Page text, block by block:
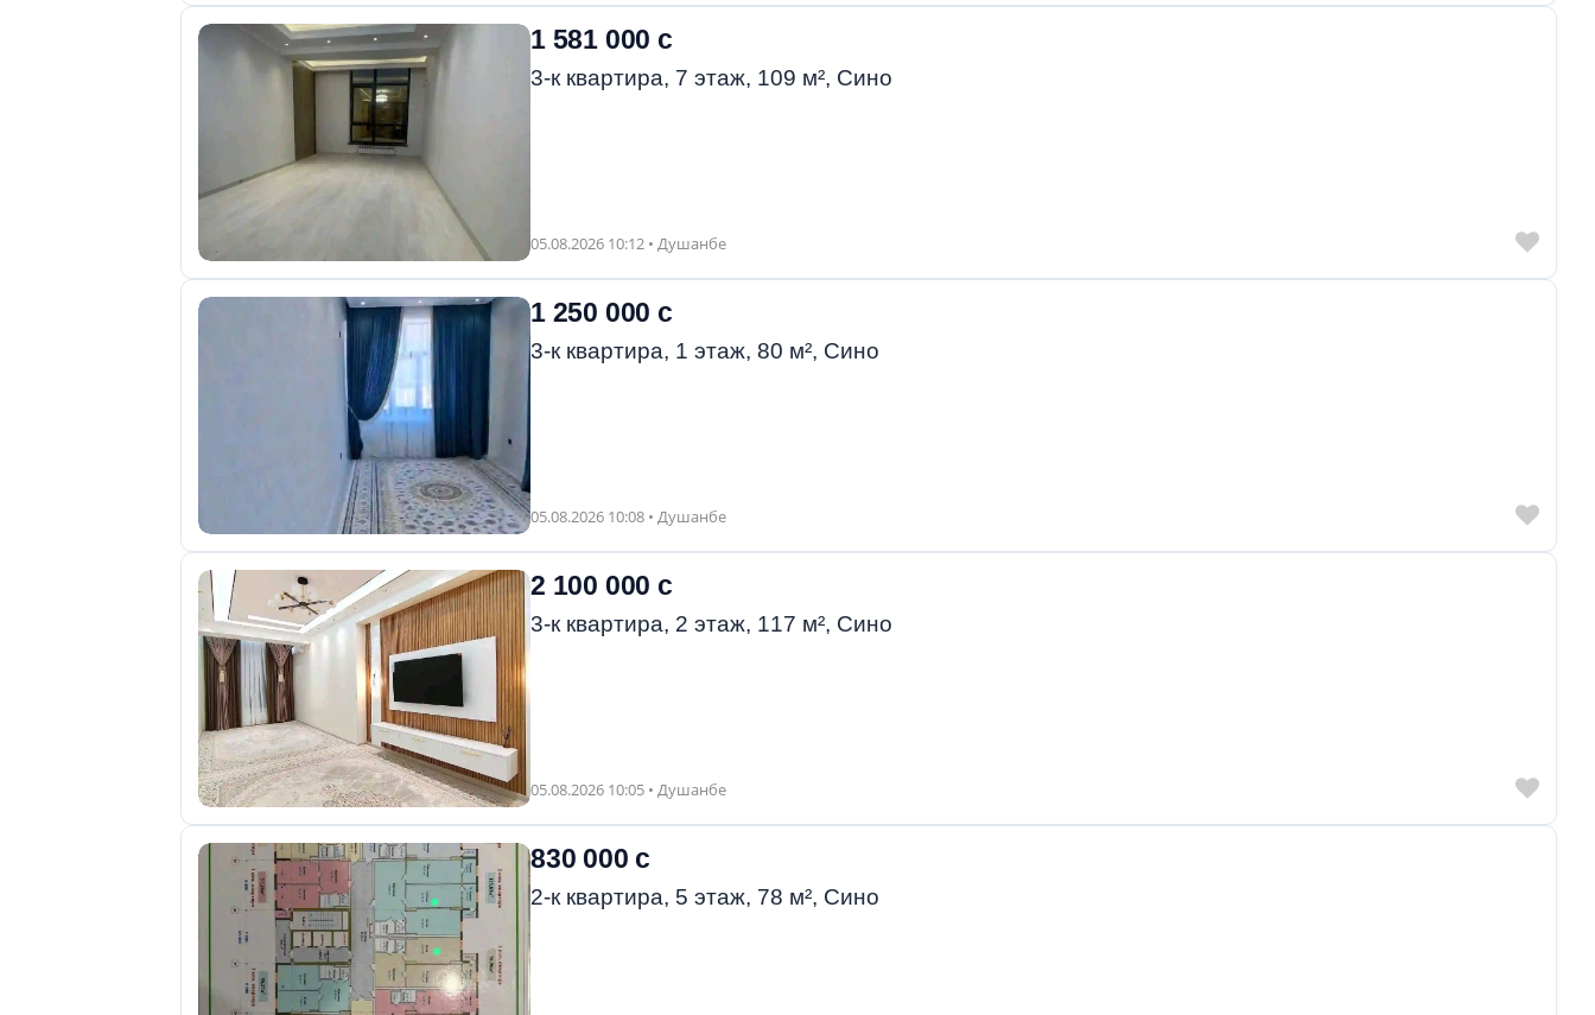
1 581 000 с
3-к квартира, 7 этаж, 109 м², Сино
05.08.2026 10:12 • Душанбе
1 250 000 с
3-к квартира, 1 этаж, 80 м², Сино
05.08.2026 10:08 • Душанбе
2 100 000 с
3-к квартира, 2 этаж, 117 м², Сино
05.08.2026 10:05 • Душанбе
830 000 с
2-к квартира, 5 этаж, 78 м², Сино